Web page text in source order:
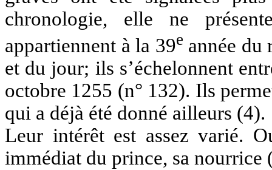
chronologie, elle ne
appartiennent à la 39e année du
et du jour; ils s’échelonnent
octobre 1255 (n° 132). Ils
qui a déjà été donné ailleurs (4).
Leur intérêt est assez varié.
immédiat du prince, sa